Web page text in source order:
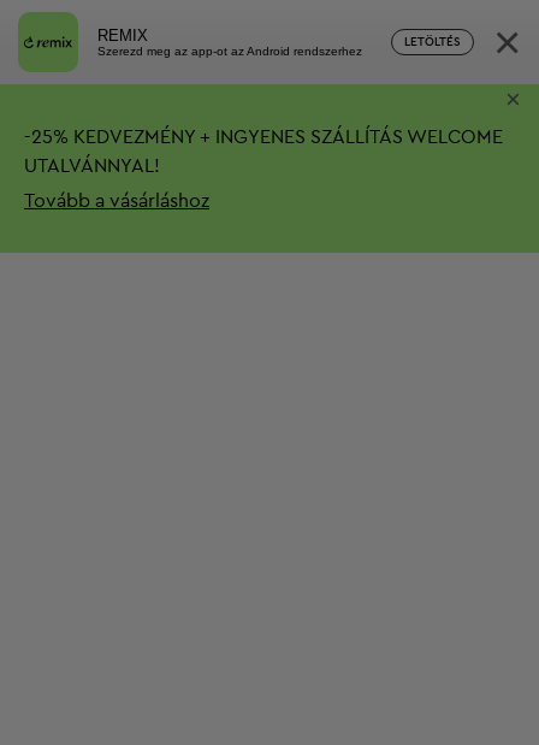
REMIX
Szerezd meg az app-ot az Android rendszerhez
LETÖLTÉS ×
-25% KEDVEZMÉNY + INGYENES SZÁLLÍTÁS WELCOME
UTALVÁNNYAL!
Tovább a vásárláshoz
×